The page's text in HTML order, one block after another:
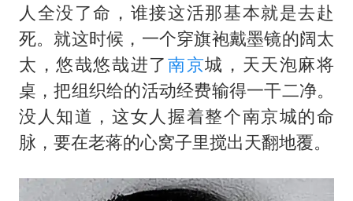
70多岁父亲独自坐车到上海看望女儿
男子杀人后逃进深山21年活得像野人
OpenAI为免费用户升级GPT-5.6 Luna
“中国蔬菜之乡”最高温达41.8℃
人全没了命，谁接这活那基本就是去赴
死。就这时候，一个穿旗袍戴墨镜的阔太
太，悠哉悠哉进了南京城，天天泡麻将
桌，把组织给的活动经费输得一干二净。
没人知道，这女人握着整个南京城的命
脉，要在老蒋的心窝子里搅出天翻地覆。